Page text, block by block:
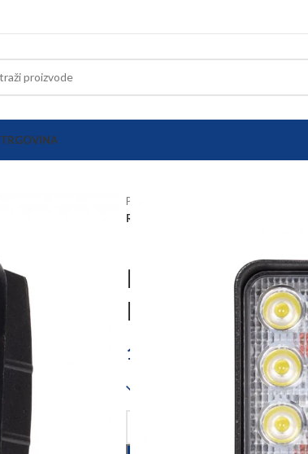
TRGOVINA
Početna
Radno LED svjetlo 43W 2100lm
Radno LED
L0081
15,53